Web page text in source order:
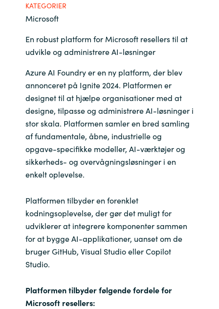
Austria
Bulgaria
Czechia
Denmark
Estonia
France
Germany
Hungary
India
Channel Partner
Viden
Karriere
Kontakt os
KATEGORIER
Microsoft
En robust platform for Microsoft resellers til at
udvikle og administrere AI-løsninger
Azure AI Foundry er en ny platform, der blev
annonceret på Ignite 2024. Platformen er
designet til at hjælpe organisationer med at
designe, tilpasse og administrere AI-løsninger i
stor skala. Platformen samler en bred samling
af fundamentale, åbne, industrielle og
opgave-specifikke modeller, AI-værktøjer og
sikkerheds- og overvågningsløsninger i en
enkelt oplevelse.
Platformen tilbyder en forenklet
kodningsoplevelse, der gør det muligt for
udviklerer at integrere komponenter sammen
for at bygge AI-applikationer, uanset om de
bruger GitHub, Visual Studio eller Copilot
Studio.
Platformen tilbyder følgende fordele for
Microsoft resellers: